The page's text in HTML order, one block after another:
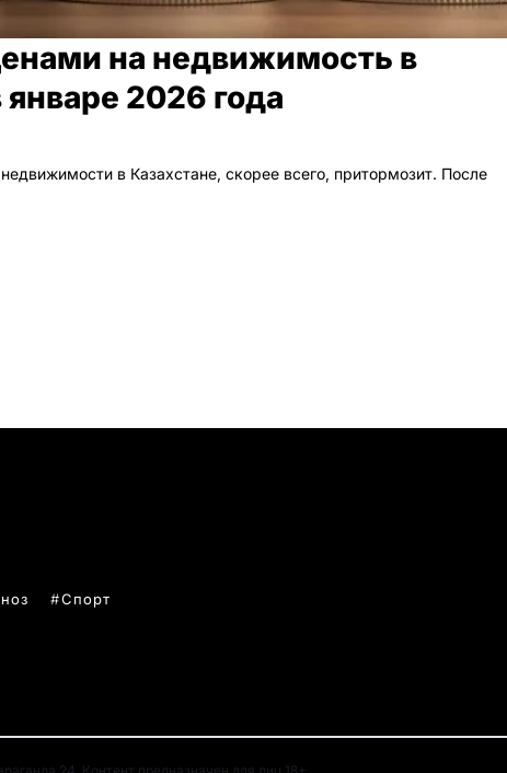
на недвижимость в
январе 2026 года
в Казахстане, скорее всего, притормозит. После
Спорт
24. Контент предназначен для лиц 18+.